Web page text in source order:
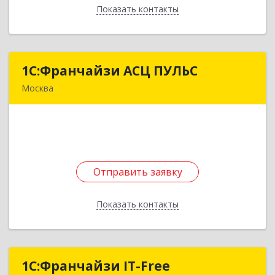
Показать контакты
Назад
1С:Франчайзи АСЦ ПУЛЬС
Москва
Отправить заявку
Показать контакты
1С:Франчайзи АСЦ ПУЛЬС
1С:Франчайзи IT-Free1С:Франчайзи IT-Free